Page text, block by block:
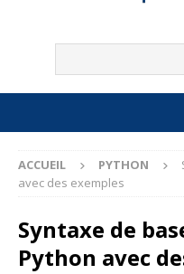
ACCUEIL PYTHON
avec des exemples
Syntaxe de
Python avec